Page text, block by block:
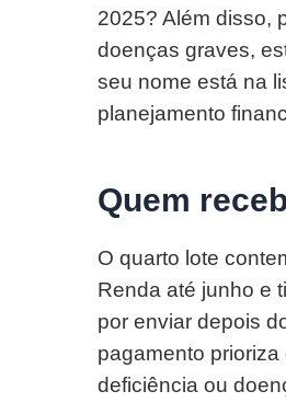
2025? Além disso,
doenças graves,
seu nome está na
planejamento
Quem
O quarto lote
Renda até junho e
por enviar depois
pagamento
deficiência ou